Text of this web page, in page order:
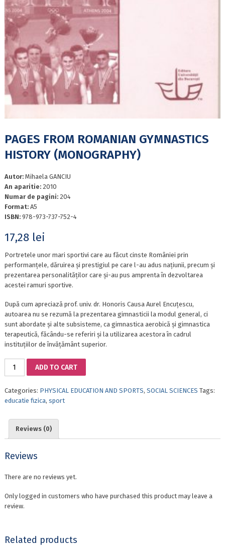
PAGES FROM ROMANIAN GYMNASTICS
HISTORY (MONOGRAPHY)
Autor: Mihaela GANCIU
An aparitie: 2010
Numar de pagini: 204
Format: A5
ISBN: 978-973-737-752-4
17,28 lei
Portretele unor mari sportivi care au făcut cinste României prin
performanțele, dăruirea și prestigiul pe care l-au adus națiunii, precum și
prezentarea personalităților care și-au pus amprenta în dezvoltarea
acestei ramuri sportive.
După cum apreciază prof. univ. dr. Honoris Causa Aurel Encuțescu,
autoarea nu se rezumă la prezentarea gimnasticii la modul general, ci
sunt abordate și alte subsisteme, ca gimnastica aerobică și gimnastica
terapeutică, făcându-se referiri și la utilizarea acestora în cadrul
instituțiilor de învățământ superior.
GYMNASTICS
HISTORY
ADD TO CART
Categories: PHYSICAL EDUCATION AND SPORTS, SOCIAL SCIENCES Tags:
educatie fizica, sport
Reviews (0)
Reviews
There are no reviews yet.
Only logged in customers who have purchased this product may leave a
review.
Related products